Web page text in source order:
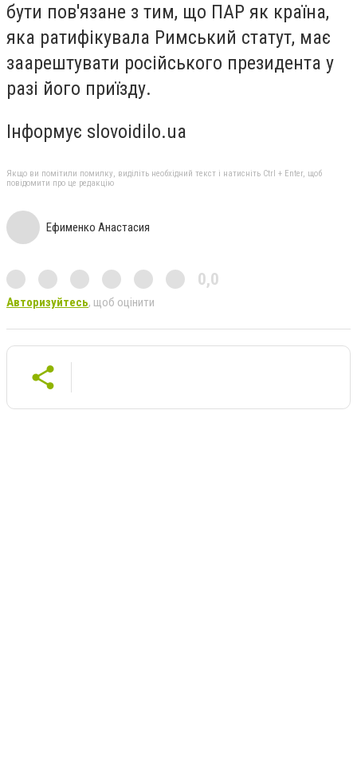
бути пов'язане з тим, що ПАР як країна,
яка ратифікувала Римський статут, має
заарештувати російського президента у
разі його приїзду.
Інформує slovoidilo.ua
Якщо ви помітили помилку, виділіть необхідний текст і натисніть Ctrl + Enter, щоб
повідомити про це редакцію
Ефименко Анастасия
0,0
Авторизуйтесь, щоб оцінити